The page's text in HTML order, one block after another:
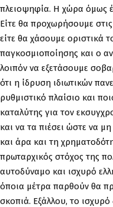
πλειοψηφία. Η χώρα όμως
Είτε θα προχωρήσουμε
είτε θα χάσουμε οριστικά
παγκοσμιοποίησης και ο
λοιπόν να εξετάσουμε
ότι η ίδρυση ιδιωτικών
ρυθμιστικό πλαίσιο και
καταλύτης για τον
και να τα πιέσει ώστε να
και άρα και τη
πρωταρχικός στόχος της
αυτοδύναμο και ισχυρό
όποια μέτρα παρθούν θα
σκοπιά. Εξάλλου, το ισχυρό